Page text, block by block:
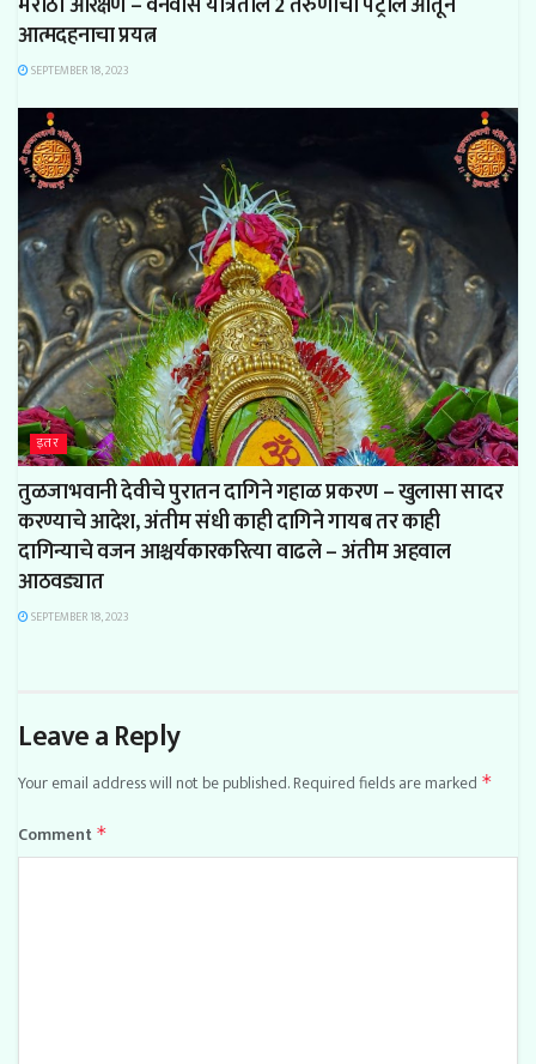
आत्मदहनाचा प्रयत्न
SEPTEMBER 18, 2023
इतर
तुळजाभवानी देवीचे पुरातन दागिने गहाळ प्रकरण – खुलासा सादर
करण्याचे आदेश, अंतीम संधी काही दागिने गायब तर काही
दागिन्याचे वजन आश्चर्यकारकरित्या वाढले – अंतीम अहवाल
आठवड्यात
SEPTEMBER 18, 2023
Leave a Reply
Your email address will not be published.Required fields are marked *
Comment *